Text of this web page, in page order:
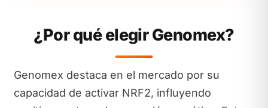
¿Por qué elegir Genomex?
Genomex destaca en el mercado por su
capacidad de activar NRF2, influyendo